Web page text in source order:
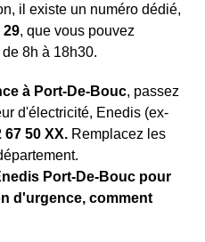
il existe un numéro dédié,
29, que vous pouvez
8h à 18h30.
à Port-De-Bouc, passez
d'électricité, Enedis (ex-
67 50 XX. Remplacez les
Port-De-Bouc pour
d'urgence, comment